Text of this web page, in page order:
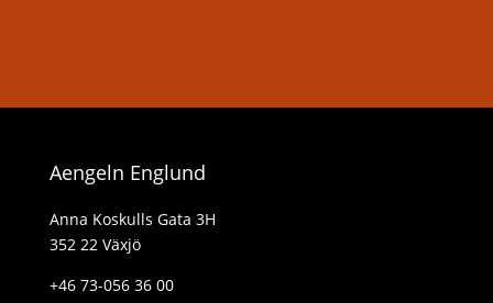
Aengeln Englund
Anna Koskulls Gata 3H
352 22 Växjö
+46 73-056 36 00